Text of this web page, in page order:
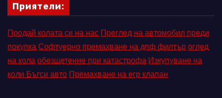
Приятели:
Продай колата си на нас Преглед на автомобил преди
покупкаСофтуерно премахване на дпф филтъроглед
на колаобезщетение при катастрофа Изкупуване на
коли Бъгси авто Премахване на егр клапан